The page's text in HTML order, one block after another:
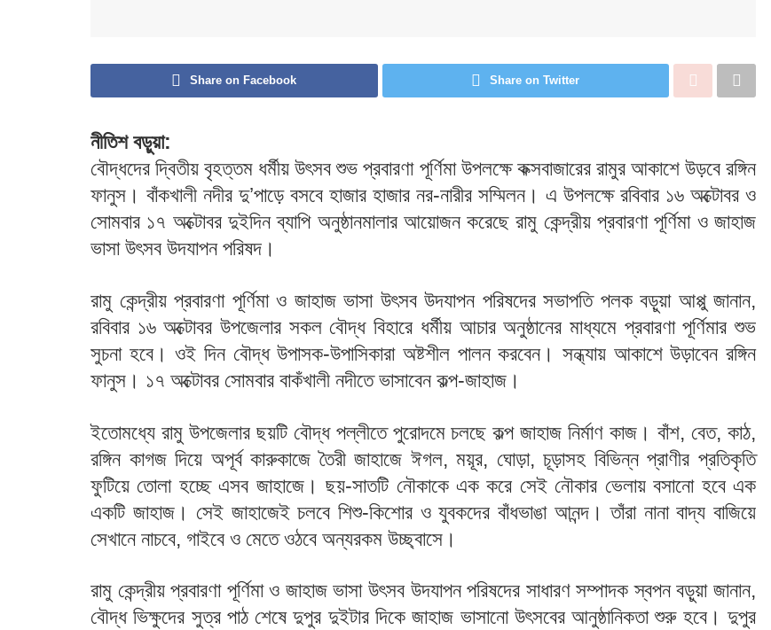
Share on Facebook Share on Twitter
নীতিশ বড়ুয়া:
বৌদ্ধদের দ্বিতীয় বৃহত্তম ধর্মীয় উৎসব শুভ প্রবারণা পূর্ণিমা উপলক্ষে কক্সবাজারের রামুর আকাশে উড়বে রঙ্গিন
ফানুস। বাঁকখালী নদীর দু’পাড়ে বসবে হাজার হাজার নর-নারীর সম্মিলন। এ উপলক্ষে রবিবার ১৬ অক্টোবর ও
সোমবার ১৭ অক্টোবর দুইদিন ব্যাপি অনুষ্ঠানমালার আয়োজন করেছে রামু কেন্দ্রীয় প্রবারণা পূর্ণিমা ও জাহাজ
ভাসা উৎসব উদযাপন পরিষদ।
রামু কেন্দ্রীয় প্রবারণা পূর্ণিমা ও জাহাজ ভাসা উৎসব উদযাপন পরিষদের সভাপতি পলক বড়ুয়া আপ্পু জানান,
রবিবার ১৬ অক্টোবর উপজেলার সকল বৌদ্ধ বিহারে ধর্মীয় আচার অনুষ্ঠানের মাধ্যমে প্রবারণা পূর্ণিমার শুভ
সুচনা হবে। ওই দিন বৌদ্ধ উপাসক-উপাসিকারা অষ্টশীল পালন করবেন। সন্ধ্যায় আকাশে উড়াবেন রঙ্গিন
ফানুস। ১৭ অক্টোবর সোমবার বাকঁখালী নদীতে ভাসাবেন কল্প-জাহাজ।
ইতোমধ্যে রামু উপজেলার ছয়টি বৌদ্ধ পল্লীতে পুরোদমে চলছে কল্প জাহাজ নির্মাণ কাজ। বাঁশ, বেত, কাঠ,
রঙ্গিন কাগজ দিয়ে অপূর্ব কারুকাজে তৈরী জাহাজে ঈগল, ময়ূর, ঘোড়া, চূড়াসহ বিভিন্ন প্রাণীর প্রতিকৃতি
ফুটিয়ে তোলা হচ্ছে এসব জাহাজে। ছয়-সাতটি নৌকাকে এক করে সেই নৌকার ভেলায় বসানো হবে এক
একটি জাহাজ। সেই জাহাজেই চলবে শিশু-কিশোর ও যুবকদের বাঁধভাঙা আনন্দ। তাঁরা নানা বাদ্য বাজিয়ে
সেখানে নাচবে, গাইবে ও মেতে ওঠবে অন্যরকম উচ্ছ্বাসে।
রামু কেন্দ্রীয় প্রবারণা পূর্ণিমা ও জাহাজ ভাসা উৎসব উদযাপন পরিষদের সাধারণ সম্পাদক স্বপন বড়ুয়া জানান,
বৌদ্ধ ভিক্ষুদের সুত্র পাঠ শেষে দুপুর দুইটার দিকে জাহাজ ভাসানো উৎসবের আনুষ্ঠানিকতা শুরু হবে। দুপুর